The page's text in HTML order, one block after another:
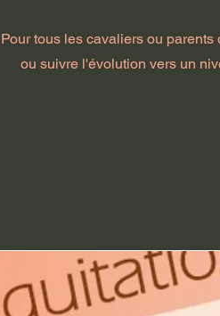
Pour tous les cavaliers ou
ou suivre l'évolution vers un